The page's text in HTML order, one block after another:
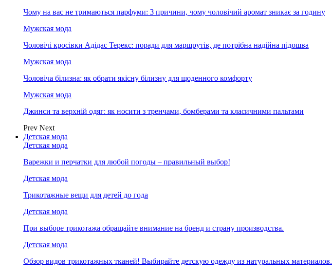
Чому на вас не тримаються парфуми: 3 причини, чому чоловічий аромат зникає за годину
Мужская мода
Чоловічі кросівки Адідас Терекс: поради для маршрутів, де потрібна надійна підошва
Мужская мода
Чоловіча білизна: як обрати якісну білизну для щоденного комфорту
Мужская мода
Джинси та верхній одяг: як носити з тренчами, бомберами та класичними пальтами
Prev Next
Детская мода
Детская мода
Варежки и перчатки для любой погоды – правильный выбор!
Детская мода
Трикотажные вещи для детей до года
Детская мода
При выборе трикотажа обращайте внимание на бренд и страну производства.
Детская мода
Обзор видов трикотажных тканей! Выбирайте детскую одежду из натуральных материалов.